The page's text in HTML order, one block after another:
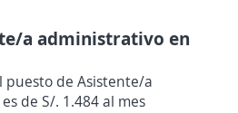
a administrativo en
puesto de Asistente/a
de S/. 1.484 al mes